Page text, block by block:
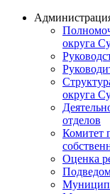
округа
округа
отделов
Комитет
Оценка